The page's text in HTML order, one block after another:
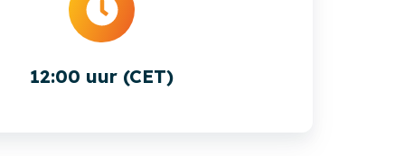
12:00 uur (CET)